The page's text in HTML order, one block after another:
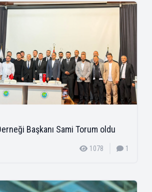
Başkanı Sami Torum oldu
1078 1